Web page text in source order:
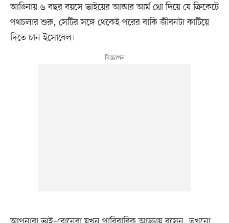
আঙিনায় ৬ বছর বয়সে ভাইয়ের আন্ডার আর্ম থ্রো দিয়ে যে ক্রিকেটে
পথচলার শুরু, সেটির সঙ্গে থেকেই পরের বাকি জীবনটা কাটিয়ে
দিতে চান ইসোবেল।